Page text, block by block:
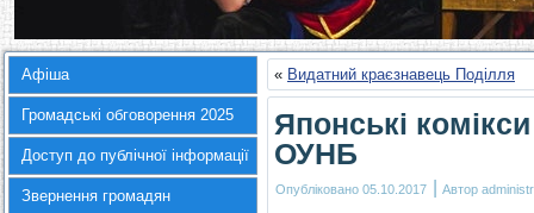
Афіша
Громадські обговорення 2025
Доступ до публічної інформації
Звернення громадян
« Видатний краєзнавець Поділля
Японські
ОУНБ
Опубліковано 05.10.2017 | Автор